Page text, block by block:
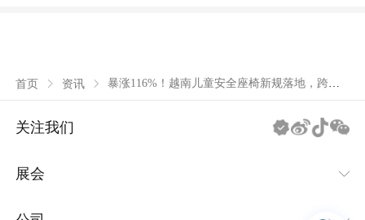
首页 资讯
暴涨116%！越南儿童安全座椅新规落地，跨境
关注我们
展会
IEAE消费类电子及家用电器系列